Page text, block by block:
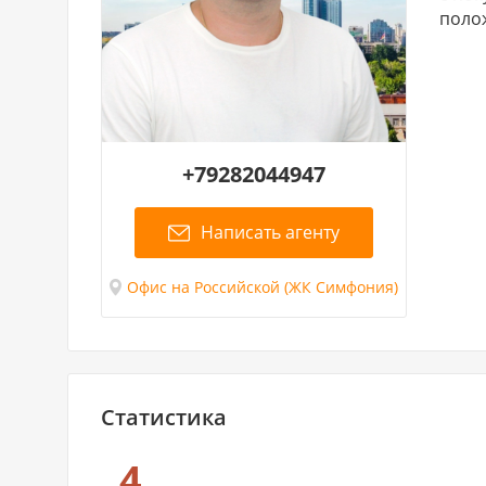
+79282044947
Написать агенту
Офис на Российской (ЖК Симфония)
Статистика